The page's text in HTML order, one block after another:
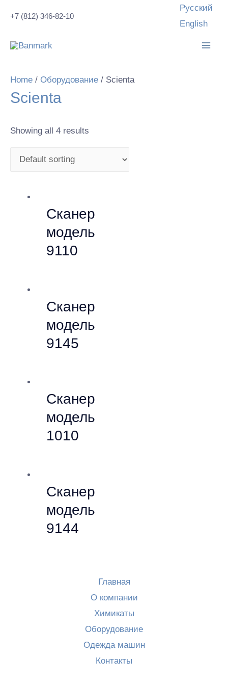
содержимому
+7 (812) 346-82-10
Русский
English
Home / Оборудование / Scienta
Scienta
Showing all 4 results
Сканер
модель
9110
Сканер
модель
9145
Сканер
модель
1010
Сканер
модель
9144
Главная
О компании
Химикаты
Оборудование
Одежда машин
Контакты